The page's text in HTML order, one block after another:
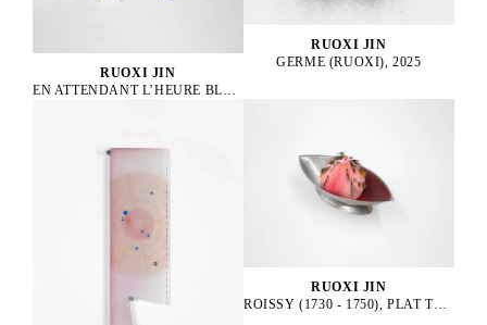
RUOXI JIN
EN ATTENDANT L’HEURE BLEUE, 2025
RUOXI JIN
GERME (RUOXI), 2025
RUOXI JIN
ROISSY (1730 - 1750), PLAT TRADITIONNEL, 2025